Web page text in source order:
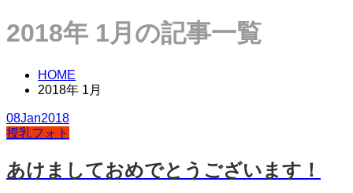
2018年 1月の記事一覧
HOME
2018年 1月
08Jan2018
授乳フォト
あけましておめでとうございます！